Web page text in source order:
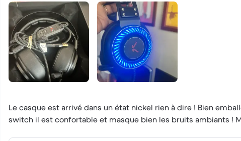
Le casque est arrivé dans un état nickel rien à dire ! Bien
switch il est confortable et masque bien les bruits ambiants !